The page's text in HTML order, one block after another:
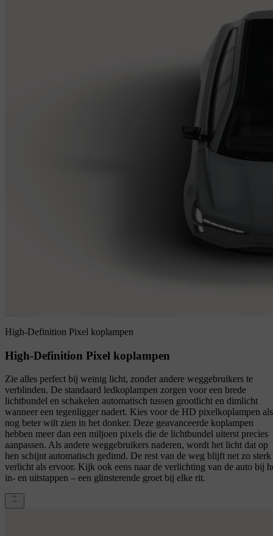
High-Definition Pixel koplampen
High-Definition Pixel koplampen
Zie alles perfect bij weinig licht, zonder andere weggebruikers te
verblinden. De standaard ledkoplampen zorgen voor een brede
lichtbundel en schakelen automatisch tussen grootlicht en dimlicht
wanneer een tegenligger nadert. Kies voor de HD pixelkoplampen
nog beter wilt zien in het donker. Deze geavanceerde koplampen
hebben meer dan een miljoen pixels die de lichtbundel uiterst precies
aanpassen. Als andere weggebruikers naderen, wordt het licht dat op
hen schijnt automatisch gedimd. De rest van de weg blijft net zo sterk
verlicht als ervoor. Kijk ook eens naar de verlichting van de auto bij
in- en uitstappen – een glinsterende groet bij elke rit.